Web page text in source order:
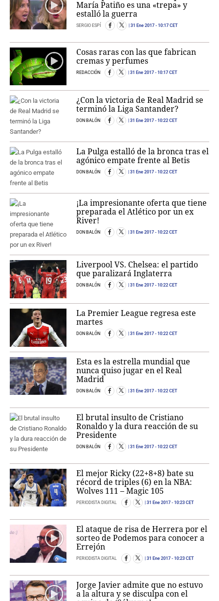
María Patiño es una «trepa» y
estalló la guerra
SERGIO ESPÍ 31 Ene 2017 - 10:17 CET
Cosas raras con las que fabrican
cremas y perfumes
REDACCIÓN 31 Ene 2017 - 10:17 CET
¿Con la victoria de Real Madrid se
terminó la Liga Santander?
DON BALÓN 31 Ene 2017 - 10:22 CET
La Pulga estalló de la bronca tras el
agónico empate frente al Betis
DON BALÓN 31 Ene 2017 - 10:22 CET
¡La impresionante oferta que tiene
preparada el Atlético por un ex
River!
DON BALÓN 31 Ene 2017 - 10:22 CET
Liverpool VS. Chelsea: el partido
que paralizará Inglaterra
DON BALÓN 31 Ene 2017 - 10:22 CET
La Premier League regresa este
martes
DON BALÓN 31 Ene 2017 - 10:22 CET
Esta es la estrella mundial que
nunca quiso jugar en el Real
Madrid
DON BALÓN 31 Ene 2017 - 10:22 CET
El brutal insulto de Cristiano
Ronaldo y la dura reacción de su
Presidente
DON BALÓN 31 Ene 2017 - 10:22 CET
El mejor Ricky (22+8+8) bate su
récord de triples (6) en la NBA:
Wolves 111 – Magic 105
PERIODISTA DIGITAL 31 Ene 2017 - 10:23 CET
El ataque de risa de Herrera por el
sorteo de Podemos para conocer a
Errejón
PERIODISTA DIGITAL 31 Ene 2017 - 10:23 CET
Jorge Javier admite que no estuvo
a la altura y se disculpa con el